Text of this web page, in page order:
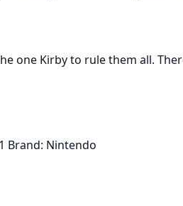
one Kirby to rule them all.
Brand: Nintendo